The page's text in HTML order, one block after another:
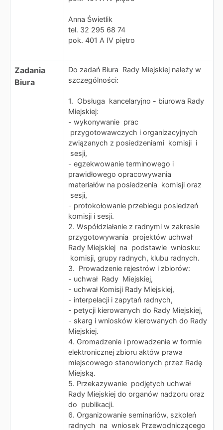
Anna Świetlik
tel. 32 295 68 74
pok. 401 A IV piętro
Zadania
Biura
Do zadań Biura Rady Miejskiej należy w
szczególności:
1. Obsługa kancelaryjno - biurowa Rady
Miejskiej:
- wykonywanie prac
przygotowawczych i organizacyjnych
związanych z posiedzeniami komisji i
sesji,
- egzekwowanie terminowego i
prawidłowego opracowywania
materiałów na posiedzenia komisji oraz
sesji,
- protokołowanie przebiegu posiedzeń
komisji i sesji.
2. Współdziałanie z radnymi w zakresie
przygotowywania projektów uchwał
Rady Miejskiej na podstawie wniosku:
komisji, grupy radnych, klubu radnych.
3. Prowadzenie rejestrów i zbiorów:
- uchwał Rady Miejskiej,
- uchwał Komisji Rady Miejskiej,
- interpelacji i zapytań radnych,
- petycji kierowanych do Rady Miejskiej,
- skarg i wniosków kierowanych do Rady
Miejskiej.
4. Gromadzenie i prowadzenie w formie
elektronicznej zbioru aktów prawa
miejscowego stanowionych przez Radę
Miejską.
5. Przekazywanie podjętych uchwał
Rady Miejskiej do organów nadzoru oraz
do publikacji.
6. Organizowanie seminariów, szkoleń
radnych na wniosek Przewodniczącego